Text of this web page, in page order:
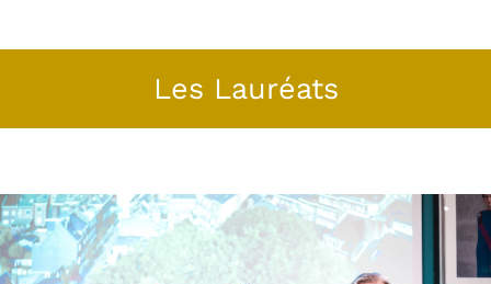
Les Lauréats